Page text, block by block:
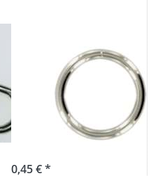
(Innenmaß)
3,5mm dick -
Stahl -
vernickelt - 1
0,45 € *